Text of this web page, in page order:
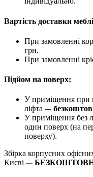
Вартість доставки
При замовленні
грн.
При замовленні
Підйом на поверх:
У приміщення при
ліфта —
У приміщення без
один поверх (на
поверху).
Збірка корпусних
Києві —